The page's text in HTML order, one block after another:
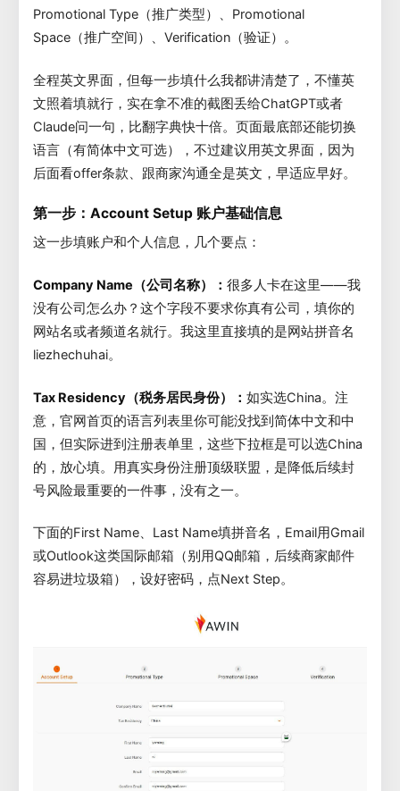
Promotional Type（推广类型）、Promotional
Space（推广空间）、Verification（验证）。
全程英文界面，但每一步填什么我都讲清楚了，不懂英
文照着填就行，实在拿不准的截图丢给ChatGPT或者
Claude问一句，比翻字典快十倍。页面最底部还能切换
语言（有简体中文可选），不过建议用英文界面，因为
后面看offer条款、跟商家沟通全是英文，早适应早好。
第一步：Account Setup 账户基础信息
这一步填账户和个人信息，几个要点：
Company Name（公司名称）： 很多人卡在这里——我
没有公司怎么办？这个字段不要求你真有公司，填你的
网站名或者频道名就行。我这里直接填的是网站拼音名
liezhechuhai。
Tax Residency（税务居民身份）： 如实选China。注
意，官网首页的语言列表里你可能没找到简体中文和中
国，但实际进到注册表单里，这些下拉框是可以选China
的，放心填。用真实身份注册顶级联盟，是降低后续封
号风险最重要的一件事，没有之一。
下面的First Name、Last Name填拼音名，Email用Gmail
或Outlook这类国际邮箱（别用QQ邮箱，后续商家邮件
容易进垃圾箱），设好密码，点Next Step。